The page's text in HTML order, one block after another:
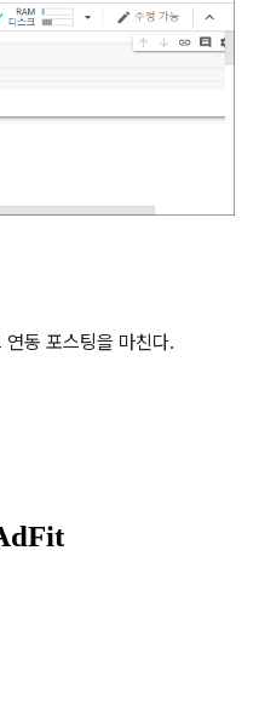
동 포스팅을 마친다.